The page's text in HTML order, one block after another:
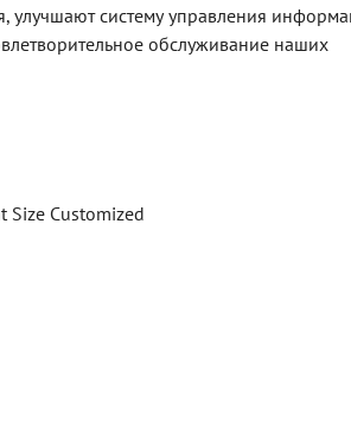
улучшают систему управления
обслуживание наших